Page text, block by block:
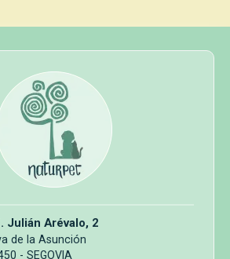
Julián Arévalo, 2
de la Asunción
- SEGOVIA